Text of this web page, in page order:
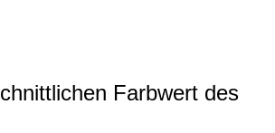
Farbwert des